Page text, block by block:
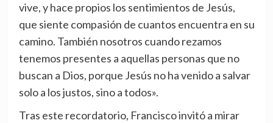
vive, y hace propios los sentimientos de Jesús,
que siente compasión de cuantos encuentra en su
camino. También nosotros cuando rezamos
tenemos presentes a aquellas personas que no
buscan a Dios, porque Jesús no ha venido a salvar
solo a los justos, sino a todos».
Tras este recordatorio, Francisco invitó a mirar